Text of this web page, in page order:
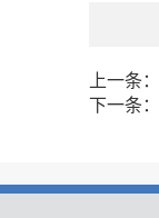
上一条：
下一条：